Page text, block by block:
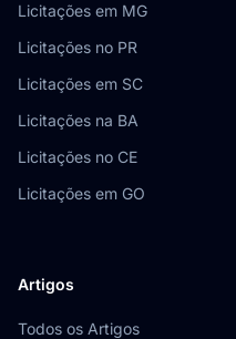
Licitações em MG
Licitações no PR
Licitações em SC
Licitações na BA
Licitações no CE
Licitações em GO
Artigos
Todos os Artigos